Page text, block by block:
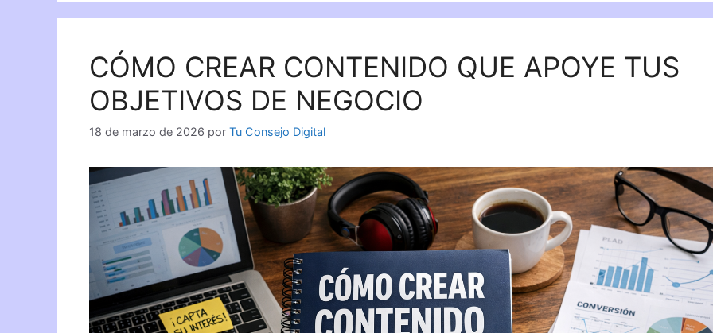
CÓMO CREAR CONTENIDO QUE APOYE TUS
OBJETIVOS DE NEGOCIO
18 de marzo de 2026 por Tu Consejo Digital